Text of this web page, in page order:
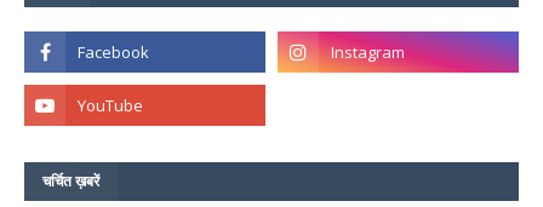
चर्चित ख़बरें